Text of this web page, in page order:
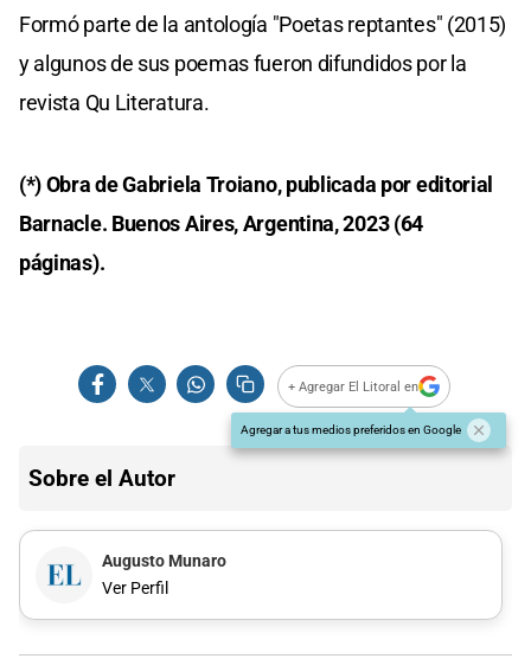
Formó parte de la antología "Poetas reptantes" (2015)
y algunos de sus poemas fueron difundidos por la
revista Qu Literatura.
(*) Obra de Gabriela Troiano, publicada por editorial
Barnacle. Buenos Aires, Argentina, 2023 (64
páginas).
+ Agregar El Litoral en
Agregar a tus medios preferidos en Google
Sobre el Autor
Augusto Munaro
Ver Perfil